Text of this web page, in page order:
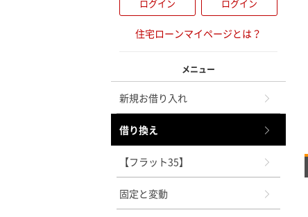
ログイン
ログイン
住宅ローンマイページとは？
メニュー
新規お借り入れ
借り換え
【フラット35】
固定と変動